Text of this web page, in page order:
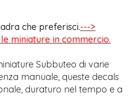
che preferisci.--->
miniature in commercio.
Subbuteo di varie
manuale, queste decals
duraturo nel tempo e a